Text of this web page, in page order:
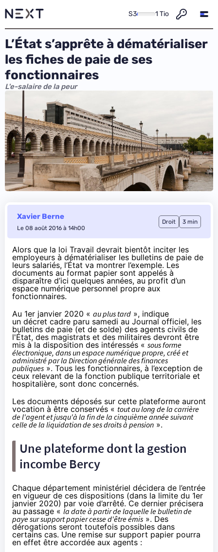
S3 1 Tio
L’État s’apprête à dématérialiser
les fiches de paie de ses
fonctionnaires
L'e-salaire de la peur
Xavier Berne
Le 08 août 2016 à 14h00
Droit 3 min
Alors que la loi Travail devrait bientôt inciter les
employeurs à dématérialiser les bulletins de paie de
leurs salariés, l’État va montrer l’exemple. Les
documents au format papier sont appelés à
disparaître d’ici quelques années, au profit d’un
espace numérique personnel propre aux
fonctionnaires.
Au 1er janvier 2020 « au plus tard », indique
un décret cadre paru samedi au Journal officiel, les
bulletins de paie (et de solde) des agents civils de
l'État, des magistrats et des militaires devront être
mis à la disposition des intéressés « sous forme
électronique, dans un espace numérique propre, créé et
administré par la Direction générale des finances
publiques ». Tous les fonctionnaires, à l’exception de
ceux relevant de la fonction publique territoriale et
hospitalière, sont donc concernés.
Les documents déposés sur cette plateforme auront
vocation à être conservés « tout au long de la carrière
de l'agent et jusqu'à la fin de la cinquième année suivant
celle de la liquidation de ses droits à pension ».
Une plateforme dont la gestion
incombe Bercy
Chaque département ministériel décidera de l’entrée
en vigueur de ces dispositions (dans la limite du 1er
janvier 2020) par voie d’arrêté. Ce dernier précisera
au passage « la date à partir de laquelle le bulletin de
paye sur support papier cesse d'être émis ». Des
dérogations seront toutefois possibles dans
certains cas. Une remise sur support papier pourra
en effet être accordée aux agents :